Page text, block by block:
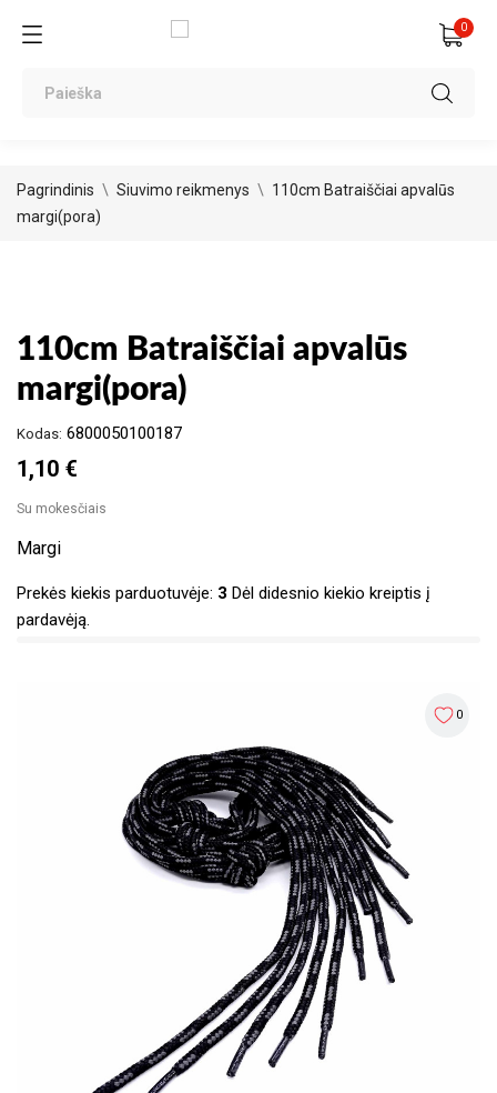
0
Pagrindinis Siuvimo reikmenys
110cm Batraiščiai apvalūs
margi(pora)
110cm Batraiščiai apvalūs
margi(pora)
Kodas: 6800050100187
1,10 €
Su mokesčiais
Margi
Prekės kiekis parduotuvėje: 3 Dėl didesnio kiekio kreiptis į
pardavėją.
0